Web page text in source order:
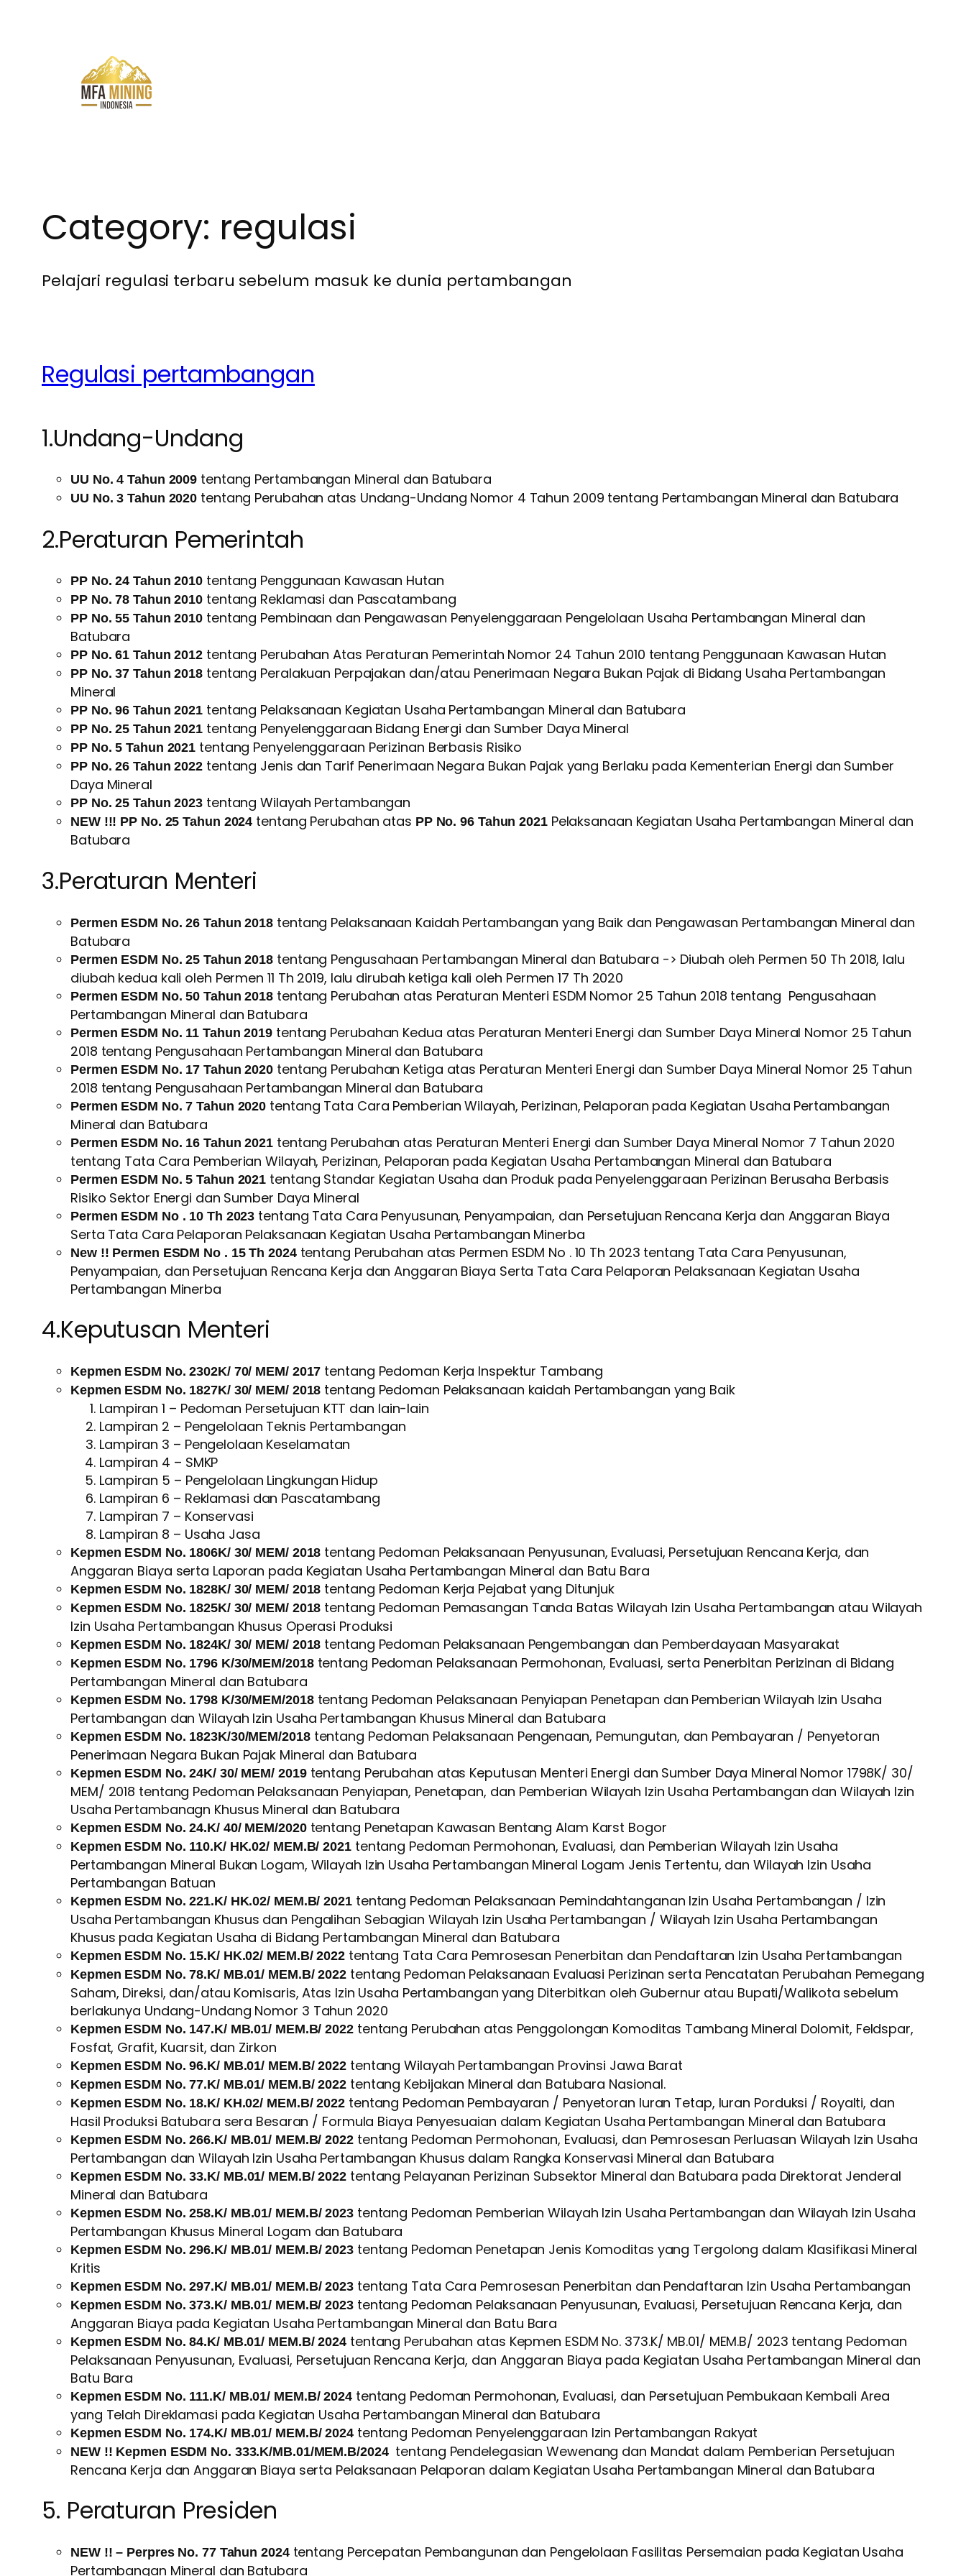
Category: regulasi
Pelajari regulasi terbaru sebelum masuk ke dunia pertambangan
Regulasi pertambangan
1.Undang-Undang
UU No. 4 Tahun 2009 tentang Pertambangan Mineral dan Batubara
UU No. 3 Tahun 2020 tentang Perubahan atas Undang-Undang Nomor 4 Tahun 2009 tentang Pertambangan Mineral dan Batubara
2.Peraturan Pemerintah
PP No. 24 Tahun 2010 tentang Penggunaan Kawasan Hutan
PP No. 78 Tahun 2010 tentang Reklamasi dan Pascatambang
PP No. 55 Tahun 2010 tentang Pembinaan dan Pengawasan Penyelenggaraan Pengelolaan Usaha Pertambangan Mineral dan
Batubara
PP No. 61 Tahun 2012 tentang Perubahan Atas Peraturan Pemerintah Nomor 24 Tahun 2010 tentang Penggunaan Kawasan Hutan
PP No. 37 Tahun 2018 tentang Peralakuan Perpajakan dan/atau Penerimaan Negara Bukan Pajak di Bidang Usaha Pertambangan
Mineral
PP No. 96 Tahun 2021 tentang Pelaksanaan Kegiatan Usaha Pertambangan Mineral dan Batubara
PP No. 25 Tahun 2021 tentang Penyelenggaraan Bidang Energi dan Sumber Daya Mineral
PP No. 5 Tahun 2021 tentang Penyelenggaraan Perizinan Berbasis Risiko
PP No. 26 Tahun 2022 tentang Jenis dan Tarif Penerimaan Negara Bukan Pajak yang Berlaku pada Kementerian Energi dan Sumber
Daya Mineral
PP No. 25 Tahun 2023 tentang Wilayah Pertambangan
NEW !!! PP No. 25Tahun 2024 tentang Perubahan atas PP No. 96 Tahun 2021 Pelaksanaan Kegiatan Usaha Pertambangan Mineral dan
Batubara
3.Peraturan Menteri
Permen ESDM No. 26 Tahun 2018 tentang Pelaksanaan Kaidah Pertambangan yang Baik dan Pengawasan Pertambangan Mineral dan
Batubara
Permen ESDM No. 25 Tahun 2018 tentang Pengusahaan Pertambangan Mineral dan Batubara -> Diubah oleh Permen 50 Th 2018, lalu
diubah kedua kali oleh Permen 11 Th 2019, lalu dirubah ketiga kali oleh Permen 17 Th 2020
Permen ESDM No. 50 Tahun 2018 tentang Perubahan atas Peraturan Menteri ESDM Nomor 25 Tahun 2018 tentang Pengusahaan
Pertambangan Mineral dan Batubara
Permen ESDM No. 11 Tahun 2019 tentang Perubahan Kedua atas Peraturan Menteri Energi dan Sumber Daya Mineral Nomor 25 Tahun
2018 tentang Pengusahaan Pertambangan Mineral dan Batubara
Permen ESDM No. 17 Tahun 2020 tentang Perubahan Ketiga atas Peraturan Menteri Energi dan Sumber Daya Mineral Nomor 25 Tahun
2018 tentang Pengusahaan Pertambangan Mineral dan Batubara
Permen ESDM No. 7 Tahun 2020 tentang Tata Cara Pemberian Wilayah, Perizinan, Pelaporan pada Kegiatan Usaha Pertambangan
Mineral dan Batubara
Permen ESDM No. 16 Tahun 2021 tentang Perubahan atas Peraturan Menteri Energi dan Sumber Daya Mineral Nomor 7 Tahun 2020
tentang Tata Cara Pemberian Wilayah, Perizinan, Pelaporan pada Kegiatan Usaha Pertambangan Mineral dan Batubara
Permen ESDM No. 5 Tahun 2021 tentang Standar Kegiatan Usaha dan Produk pada Penyelenggaraan Perizinan Berusaha Berbasis
Risiko Sektor Energi dan Sumber Daya Mineral
Permen ESDM No . 10 Th 2023 tentang Tata Cara Penyusunan, Penyampaian, dan Persetujuan Rencana Kerja dan Anggaran Biaya
Serta Tata Cara Pelaporan Pelaksanaan Kegiatan Usaha Pertambangan Minerba
New !! Permen ESDM No . 15Th 2024tentang Perubahan atas Permen ESDM No . 10 Th 2023 tentang Tata Cara Penyusunan,
Penyampaian, dan Persetujuan Rencana Kerja dan Anggaran Biaya Serta Tata Cara Pelaporan Pelaksanaan Kegiatan Usaha
Pertambangan Minerba
4.Keputusan Menteri
Kepmen ESDM No. 2302K/ 70/ MEM/ 2017 tentang Pedoman Kerja Inspektur Tambang
Kepmen ESDM No. 1827K/ 30/ MEM/ 2018 tentang Pedoman Pelaksanaan kaidah Pertambangan yang Baik
Lampiran 1 – Pedoman Persetujuan KTT dan lain-lain
Lampiran 2 – Pengelolaan Teknis Pertambangan
Lampiran 3 – Pengelolaan Keselamatan
Lampiran 4 – SMKP
Lampiran 5 – Pengelolaan Lingkungan Hidup
Lampiran 6 – Reklamasi dan Pascatambang
Lampiran 7 – Konservasi
Lampiran 8 – Usaha Jasa
Kepmen ESDM No. 1806K/ 30/ MEM/ 2018 tentang Pedoman Pelaksanaan Penyusunan, Evaluasi, Persetujuan Rencana Kerja, dan
Anggaran Biaya serta Laporan pada Kegiatan Usaha Pertambangan Mineral dan Batu Bara
Kepmen ESDM No. 1828K/ 30/ MEM/ 2018 tentang Pedoman Kerja Pejabat yang Ditunjuk
Kepmen ESDM No. 1825K/ 30/ MEM/ 2018 tentang Pedoman Pemasangan Tanda Batas Wilayah Izin Usaha Pertambangan atau Wilayah
Izin Usaha Pertambangan Khusus Operasi Produksi
Kepmen ESDM No. 1824K/ 30/ MEM/ 2018 tentang Pedoman Pelaksanaan Pengembangan dan Pemberdayaan Masyarakat
Kepmen ESDM No. 1796 K/30/MEM/2018tentang Pedoman Pelaksanaan Permohonan, Evaluasi, serta Penerbitan Perizinan di Bidang
Pertambangan Mineral dan Batubara
Kepmen ESDM No. 1798 K/30/MEM/2018tentang Pedoman Pelaksanaan Penyiapan Penetapan dan Pemberian Wilayah Izin Usaha
Pertambangan dan Wilayah Izin Usaha Pertambangan Khusus Mineral dan Batubara
Kepmen ESDM No. 1823K/30/MEM/2018tentang Pedoman Pelaksanaan Pengenaan, Pemungutan, dan Pembayaran / Penyetoran
Penerimaan Negara Bukan Pajak Mineral dan Batubara
Kepmen ESDM No. 24K/ 30/ MEM/ 2019tentang Perubahan atas Keputusan Menteri Energi dan Sumber Daya Mineral Nomor 1798K/ 30/
MEM/ 2018 tentang Pedoman Pelaksanaan Penyiapan, Penetapan, dan Pemberian Wilayah Izin Usaha Pertambangan dan Wilayah Izin
Usaha Pertambanagn Khusus Mineral dan Batubara
Kepmen ESDM No. 24.K/ 40/ MEM/2020tentang Penetapan Kawasan Bentang Alam Karst Bogor
Kepmen ESDM No. 110.K/ HK.02/ MEM.B/ 2021tentang Pedoman Permohonan, Evaluasi, dan Pemberian Wilayah Izin Usaha
Pertambangan Mineral Bukan Logam, Wilayah Izin Usaha Pertambangan Mineral Logam Jenis Tertentu, dan Wilayah Izin Usaha
Pertambangan Batuan
Kepmen ESDM No. 221.K/ HK.02/ MEM.B/ 2021tentang Pedoman Pelaksanaan Pemindahtanganan Izin Usaha Pertambangan / Izin
Usaha Pertambangan Khusus dan Pengalihan Sebagian Wilayah Izin Usaha Pertambangan / Wilayah Izin Usaha Pertambangan
Khusus pada Kegiatan Usaha di Bidang Pertambangan Mineral dan Batubara
Kepmen ESDM No. 15.K/ HK.02/ MEM.B/ 2022 tentang Tata Cara Pemrosesan Penerbitan dan Pendaftaran Izin Usaha Pertambangan
Kepmen ESDM No. 78.K/ MB.01/ MEM.B/ 2022 tentang Pedoman Pelaksanaan Evaluasi Perizinan serta Pencatatan Perubahan Pemegang
Saham, Direksi, dan/atau Komisaris, Atas Izin Usaha Pertambangan yang Diterbitkan oleh Gubernur atau Bupati/Walikota sebelum
berlakunya Undang-Undang Nomor 3 Tahun 2020
Kepmen ESDM No. 147.K/ MB.01/ MEM.B/ 2022tentang Perubahan atas Penggolongan Komoditas Tambang Mineral Dolomit, Feldspar,
Fosfat, Grafit, Kuarsit, dan Zirkon
Kepmen ESDM No. 96.K/ MB.01/ MEM.B/ 2022 tentang Wilayah Pertambangan Provinsi Jawa Barat
Kepmen ESDM No. 77.K/ MB.01/ MEM.B/ 2022 tentang Kebijakan Mineral dan Batubara Nasional.
Kepmen ESDM No. 18.K/ KH.02/ MEM.B/ 2022 tentang Pedoman Pembayaran / Penyetoran Iuran Tetap, Iuran Porduksi / Royalti, dan
Hasil Produksi Batubara sera Besaran / Formula Biaya Penyesuaian dalam Kegiatan Usaha Pertambangan Mineral dan Batubara
Kepmen ESDM No. 266.K/ MB.01/ MEM.B/ 2022tentang Pedoman Permohonan, Evaluasi, dan Pemrosesan Perluasan Wilayah Izin Usaha
Pertambangan dan Wilayah Izin Usaha Pertambangan Khusus dalam Rangka Konservasi Mineral dan Batubara
Kepmen ESDM No.33.K/ MB.01/ MEM.B/ 2022 tentang Pelayanan Perizinan Subsektor Mineral dan Batubara pada Direktorat Jenderal
Mineral dan Batubara
Kepmen ESDM No.258.K/ MB.01/ MEM.B/ 2023tentang Pedoman Pemberian Wilayah Izin Usaha Pertambangan dan Wilayah Izin Usaha
Pertambangan Khusus Mineral Logam dan Batubara
Kepmen ESDM No.296.K/ MB.01/ MEM.B/ 2023tentang Pedoman Penetapan Jenis Komoditas yang Tergolong dalam Klasifikasi Mineral
Kritis
Kepmen ESDM No. 297.K/ MB.01/ MEM.B/ 2023tentang Tata Cara Pemrosesan Penerbitan dan Pendaftaran Izin Usaha Pertambangan
Kepmen ESDM No. 373.K/ MB.01/ MEM.B/ 2023 tentang Pedoman Pelaksanaan Penyusunan, Evaluasi, Persetujuan Rencana Kerja, dan
Anggaran Biaya pada Kegiatan Usaha Pertambangan Mineral dan Batu Bara
Kepmen ESDM No. 84.K/ MB.01/ MEM.B/ 2024 tentang Perubahan atas Kepmen ESDM No. 373.K/ MB.01/ MEM.B/ 2023 tentang Pedoman
Pelaksanaan Penyusunan, Evaluasi, Persetujuan Rencana Kerja, dan Anggaran Biaya pada Kegiatan Usaha Pertambangan Mineral dan
Batu Bara
Kepmen ESDM No. 111.K/ MB.01/ MEM.B/ 2024 tentang Pedoman Permohonan, Evaluasi, dan Persetujuan Pembukaan Kembali Area
yang Telah Direklamasi pada Kegiatan Usaha Pertambangan Mineral dan Batubara
Kepmen ESDM No. 174.K/ MB.01/ MEM.B/ 2024 tentang Pedoman Penyelenggaraan Izin Pertambangan Rakyat
NEW !! Kepmen ESDM No. 333.K/MB.01/MEM.B/2024tentang Pendelegasian Wewenang dan Mandat dalam Pemberian Persetujuan
Rencana Kerja dan Anggaran Biaya serta Pelaksanaan Pelaporan dalam Kegiatan Usaha Pertambangan Mineral dan Batubara
5. Peraturan Presiden
NEW !! – Perpres No. 77 Tahun 2024tentang Percepatan Pembangunan dan Pengelolaan Fasilitas Persemaian pada Kegiatan Usaha
Pertambangan Mineral dan Batubara